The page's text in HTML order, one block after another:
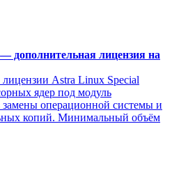
дополнительная лицензия на
Astra Linux Special
ядер под модуль
операционной системы и
копий. Минимальный объём